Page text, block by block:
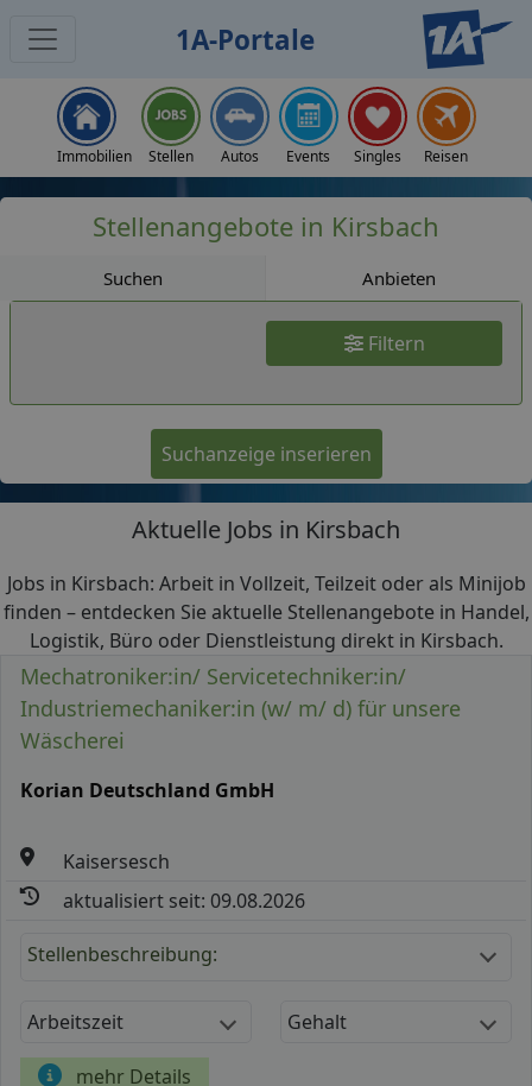
1A-Portale
Immobilien Stellen Autos Events Singles Reisen
Stellenangebote in Kirsbach
Suchen Anbieten
Filtern
Suchanzeige inserieren
Aktuelle Jobs in Kirsbach
Jobs in Kirsbach: Arbeit in Vollzeit, Teilzeit oder als Minijob
finden – entdecken Sie aktuelle Stellenangebote in Handel,
Logistik, Büro oder Dienstleistung direkt in Kirsbach.
Mechatroniker:in/ Servicetechniker:in/
Industriemechaniker:in (w/ m/ d) für unsere
Wäscherei
Korian Deutschland GmbH
Kaisersesch
aktualisiert seit: 09.08.2026
Stellenbeschreibung:
Arbeitszeit Gehalt
mehr Details